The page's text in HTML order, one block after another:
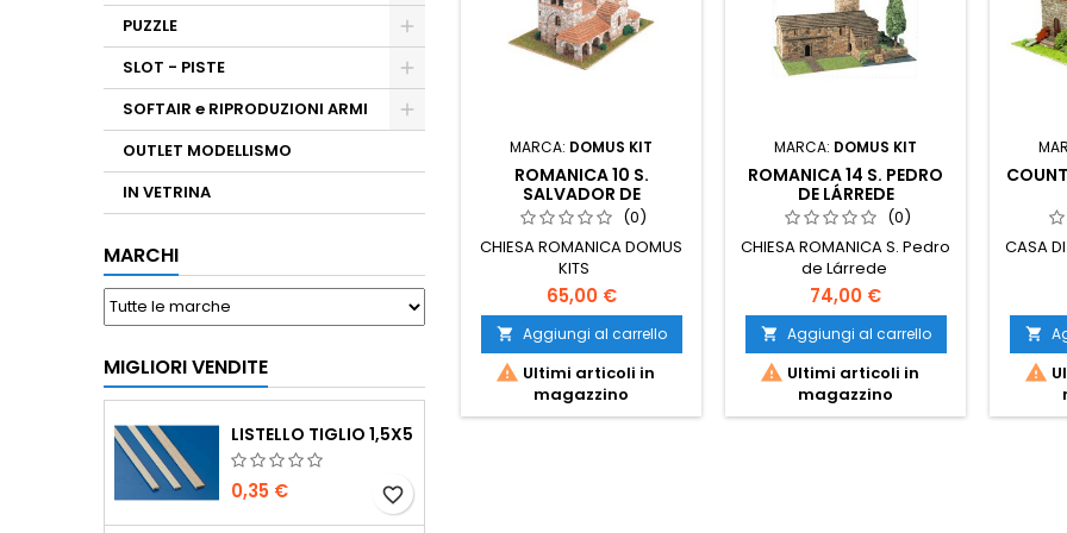
PUZZLE
SLOT - PISTE
SOFTAIR e RIPRODUZIONI ARMI
OUTLET MODELLISMO
IN VETRINA
MARCHI
MIGLIORI VENDITE
LISTELLO TIGLIO 1,5X5
0,35 € favorite_border
MARCA: DOMUS KIT
ROMANICA 10 S.
SALVADOR DE
CANTAMUDA(0)
CHIESA ROMANICA DOMUS
KITS
65,00 €
 Aggiungi al carrello
 Ultimi articoli in
magazzino
MARCA: DOMUS KIT
ROMANICA 14 S. PEDRO
DE LÁRREDE
(0)
CHIESA ROMANICA S. Pedro
de Lárrede
74,00 €
 Aggiungi al carrello
 Ultimi articoli in
magazzino
CASA

